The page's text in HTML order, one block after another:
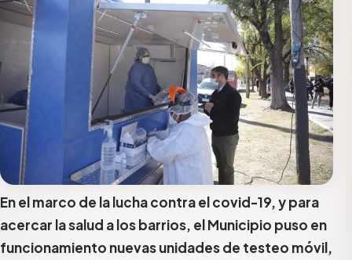
En el marco de la lucha contra el covid-19, y para
acercar la salud a los barrios, el Municipio puso en
funcionamiento nuevas unidades de testeo móvil,